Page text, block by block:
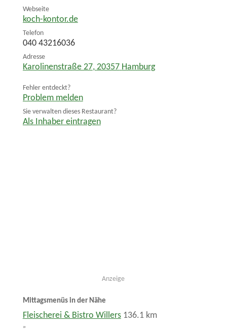
Webseite
koch-kontor.de
Telefon
040 43216036
Adresse
Karolinenstraße 27, 20357 Hamburg
Fehler entdeckt?
Problem melden
Sie verwalten dieses Restaurant?
Als Inhaber eintragen
Anzeige
Mittagsmenüs in der Nähe
Fleischerei & Bistro Willers 136.1 km
„